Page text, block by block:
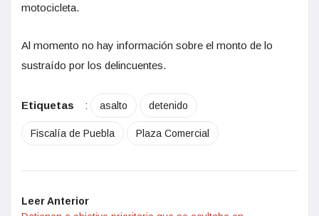
motocicleta.
Al momento no hay información sobre el monto de lo
sustraído por los delincuentes.
Etiquetas : asalto detenido
Fiscalía de Puebla Plaza Comercial
Leer Anterior